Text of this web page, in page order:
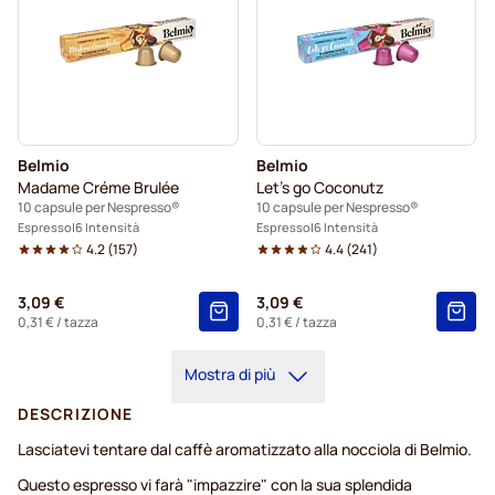
Belmio
Madame Créme Brulée
10 capsule per Nespresso®
Espresso 6 Intensità
4.2(157)
3,09 €
0,31 €/ tazza
Belmio
Let's go Coconutz
10 capsule per Nespresso®
Espresso 6 Intensità
4.4(241)
3,09 €
0,31 €/ tazza
Mostra di più
DESCRIZIONE
Lasciatevi tentare dal caffè aromatizzato alla nocciola di Belmio.
Questo espresso vi farà "impazzire" con la sua splendida